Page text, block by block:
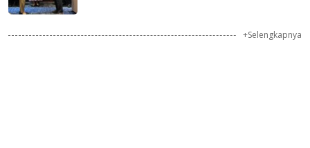
+Selengkapnya